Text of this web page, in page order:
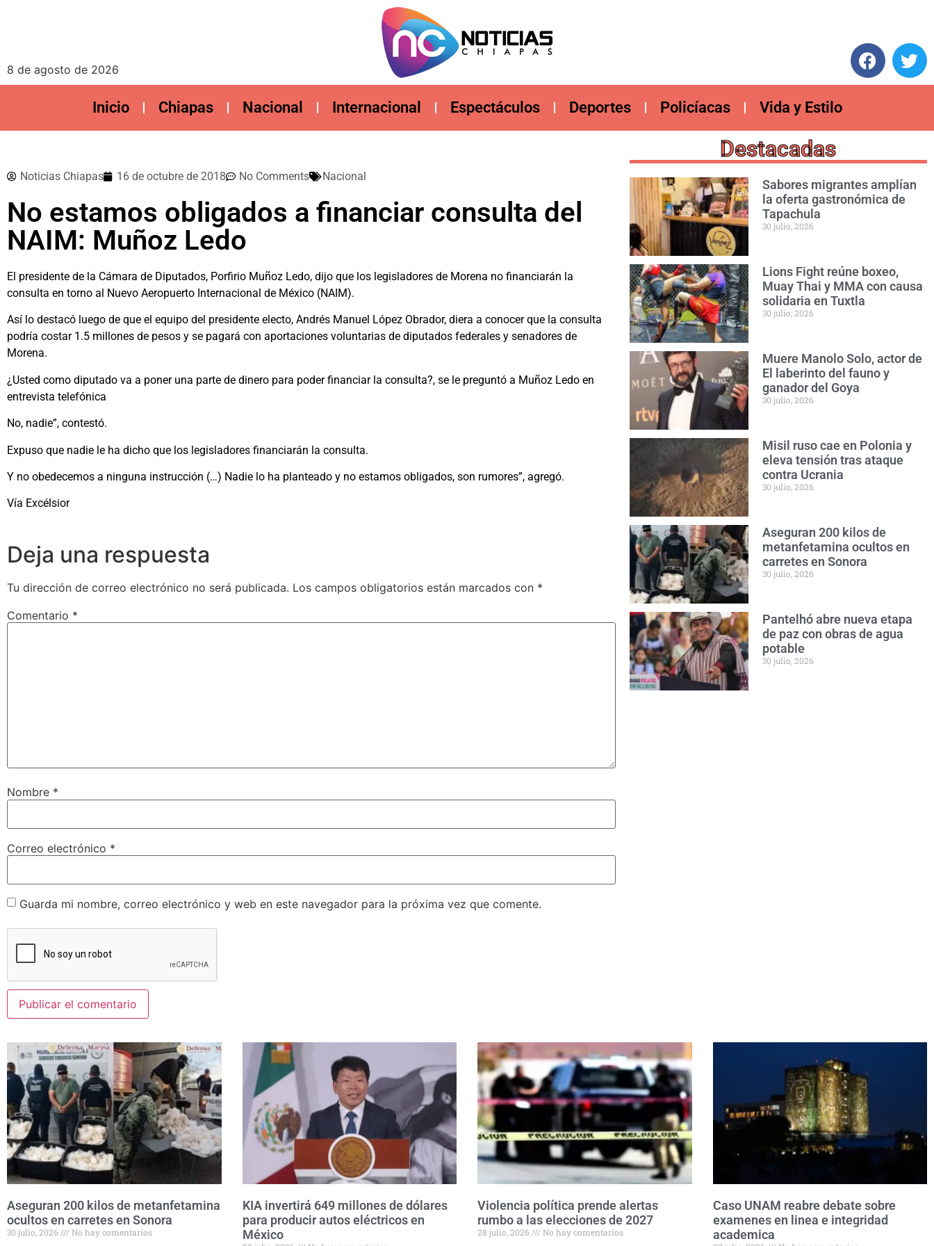
8 de agosto de 2026
Inicio Chiapas Nacional Internacional Espectáculos Deportes Policíacas Vida y Estilo
Noticias Chiapas 16 de octubre de 2018 No Comments Nacional
No estamos obligados a financiar consulta del
NAIM: Muñoz Ledo
El presidente de la Cámara de Diputados, Porfirio Muñoz Ledo, dijo que los legisladores de Morena no financiarán la
consulta en torno al Nuevo Aeropuerto Internacional de México (NAIM).
Así lo destacó luego de que el equipo del presidente electo, Andrés Manuel López Obrador, diera a conocer que la consulta
podría costar 1.5 millones de pesos y se pagará con aportaciones voluntarias de diputados federales y senadores de
Morena.
¿Usted como diputado va a poner una parte de dinero para poder financiar la consulta?, se le preguntó a Muñoz Ledo en
entrevista telefónica
No, nadie”, contestó.
Expuso que nadie le ha dicho que los legisladores financiarán la consulta.
Y no obedecemos a ninguna instrucción (…) Nadie lo ha planteado y no estamos obligados, son rumores”, agregó.
Vía Excélsior
Deja una respuesta
Tu dirección de correo electrónico no será publicada. Los campos obligatorios están marcados con *
Comentario *
Nombre *
Correo electrónico *
Guarda mi nombre, correo electrónico y web en este navegador para la próxima vez que comente.
Destacadas
Sabores migrantes amplían
la oferta gastronómica de
Tapachula
30 julio, 2026
Lions Fight reúne boxeo,
Muay Thai y MMA con causa
solidaria en Tuxtla
30 julio, 2026
Muere Manolo Solo, actor de
El laberinto del fauno y
ganador del Goya
30 julio, 2026
Misil ruso cae en Polonia y
eleva tensión tras ataque
contra Ucrania
30 julio, 2026
Aseguran 200 kilos de
metanfetamina ocultos en
carretes en Sonora
30 julio, 2026
Pantelhó abre nueva etapa
de paz con obras de agua
potable
30 julio, 2026
Aseguran 200 kilos de metanfetamina
ocultos en carretes en Sonora
30 julio, 2026 No hay comentarios
KIA invertirá 649 millones de dólares
para producir autos eléctricos en
México
Violencia política prende alertas
rumbo a las elecciones de 2027
28 julio, 2026 No hay comentarios
Caso UNAM reabre debate sobre
examenes en linea e integridad
academica